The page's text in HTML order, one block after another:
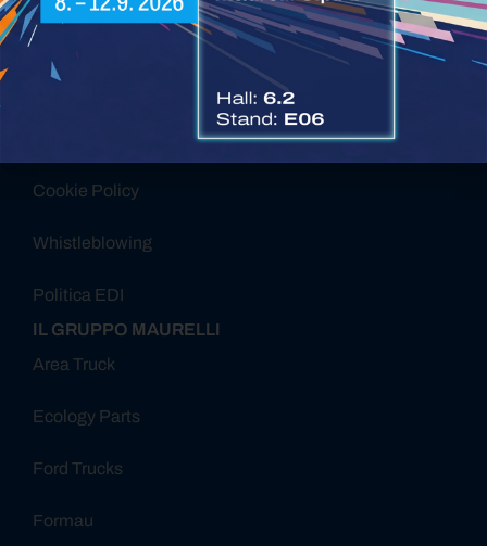
Governance Maurelli SPA
Report di Sostenibilità
Cookie Policy
Whistleblowing
Politica EDI
IL GRUPPO MAURELLI
Area Truck
Ecology Parts
Ford Trucks
Formau